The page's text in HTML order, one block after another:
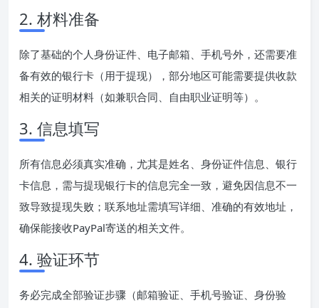
2. 材料准备
除了基础的个人身份证件、电子邮箱、手机号外，还需要准
备有效的银行卡（用于提现），部分地区可能需要提供收款
相关的证明材料（如兼职合同、自由职业证明等）。
3. 信息填写
所有信息必须真实准确，尤其是姓名、身份证件信息、银行
卡信息，需与提现银行卡的信息完全一致，避免因信息不一
致导致提现失败；联系地址需填写详细、准确的有效地址，
确保能接收PayPal寄送的相关文件。
4. 验证环节
务必完成全部验证步骤（邮箱验证、手机号验证、身份验